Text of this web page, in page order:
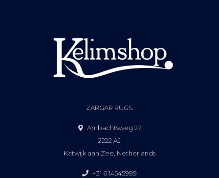
ZARGAR RUGS
Ambachtsweg 27
2222 AJ
Katwijk aan Zee, Netherlands
+31 6 14545999